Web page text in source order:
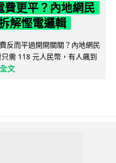
更平？內地網民
解慳電邏輯
反而平過開開關關？內地網民
需 118 元人民幣，有人飆到
文